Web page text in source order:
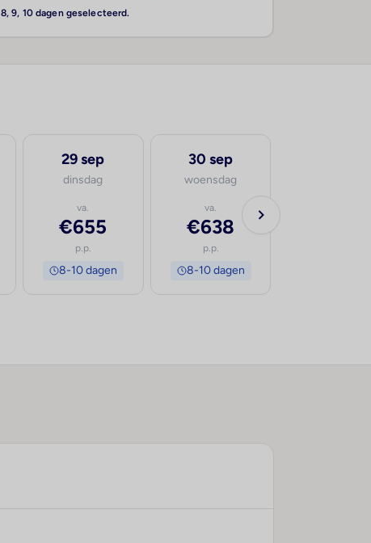
8, 9, 10 dagen geselecteerd.
29 sep
dinsdag
va.
€655
p.p.
8-10 dagen
30 sep
woensdag
va.
€638
p.p.
8-10 dagen